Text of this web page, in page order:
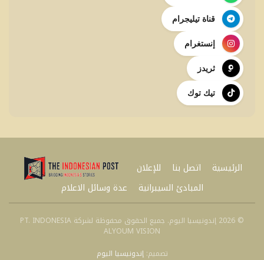
قناة تيليجرام
إنستغرام
ثريدز
تيك توك
الرئيسية اتصل بنا
للإعلان
المبادئ السيبرانية
عدة وسائل الاعلام
© 2026 إندونيسيا اليوم. جميع الحقوق محفوظة لشركة PT. INDONESIA
ALYOUM VISION
تصميم:إندونيسيا اليوم